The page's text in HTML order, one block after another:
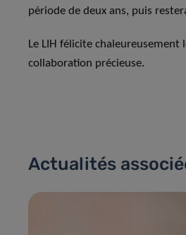
période de deux ans, puis
Le LIH félicite
collaboration précieuse.
Actualités